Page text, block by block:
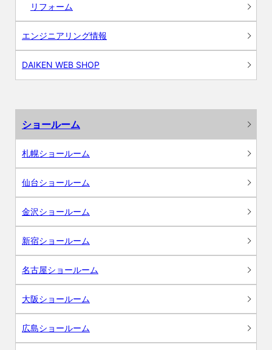
リフォーム
エンジニアリング情報
DAIKEN WEB SHOP
ショールーム
札幌ショールーム
仙台ショールーム
金沢ショールーム
新宿ショールーム
名古屋ショールーム
大阪ショールーム
広島ショールーム